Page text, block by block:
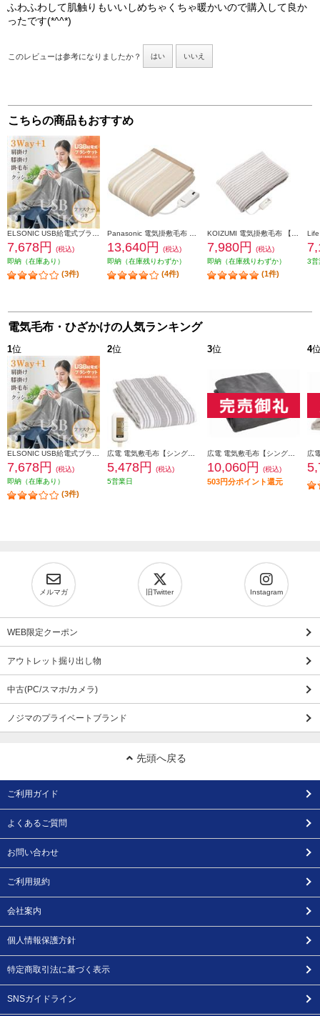
ふわふわして肌触りもいいしめちゃくちゃ暖かいので購入して良か
ったです(*^^*)
このレビューは参考になりましたか？ はい いいえ
こちらの商品もおすすめ
7,678円
(税込)
即納（在庫あり）
(3件)
13,640円
(税込)
即納（在庫残りわずか）
(4件)
7,980円
(税込)
即納（在庫残りわずか）
(1件)
3営
電気毛布・ひざかけの人気ランキング
1位
7,678円
(税込)
即納（在庫あり）
(3件)
2位
5,478円
(税込)
5営業日
3位
10,060円 (税込)
503円分ポイント還元
4
メルマガ 旧Twitter Instagram
WEB限定クーポン
アウトレット掘り出し物
中古(PC/スマホ/カメラ)
ノジマのプライベートブランド
先頭へ戻る
ご利用ガイド
よくあるご質問
お問い合わせ
ご利用規約
会社案内
個人情報保護方針
特定商取引法に基づく表示
SNSガイドライン